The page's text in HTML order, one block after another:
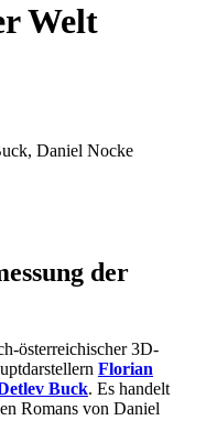
Welt
Daniel Nocke
der
österreichischer 3D-
Florian
Buck. Es handelt
Romans von Daniel